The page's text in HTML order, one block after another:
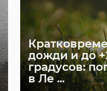
дожди и до
градусов:
в Ле ...